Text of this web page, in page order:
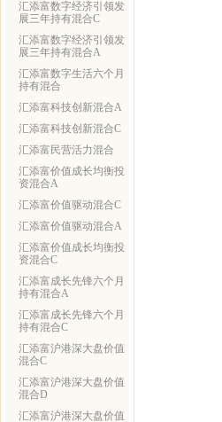
汇添富数字经济引领发
展三年持有混合C
汇添富数字经济引领发
展三年持有混合A
汇添富数字生活六个月
持有混合
汇添富科技创新混合A
汇添富科技创新混合C
汇添富民营活力混合
汇添富价值成长均衡投
资混合A
汇添富价值驱动混合C
汇添富价值驱动混合A
汇添富价值成长均衡投
资混合C
汇添富成长先锋六个月
持有混合A
汇添富成长先锋六个月
持有混合C
汇添富沪港深大盘价值
混合C
汇添富沪港深大盘价值
混合D
汇添富沪港深大盘价值